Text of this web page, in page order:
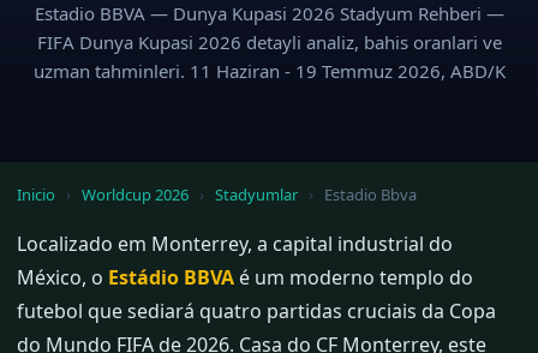
Estadio BBVA — Dunya Kupasi 2026 Stadyum Rehberi —
FIFA Dunya Kupasi 2026 detayli analiz, bahis oranlari ve
uzman tahminleri. 11 Haziran - 19 Temmuz 2026, ABD/K
Inicio › Worldcup 2026 › Stadyumlar › Estadio Bbva
Localizado em Monterrey, a capital industrial do
México, o Estádio BBVA é um moderno templo do
futebol que sediará quatro partidas cruciais da Copa
do Mundo FIFA de 2026. Casa do CF Monterrey, este